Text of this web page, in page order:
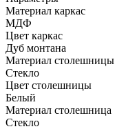
Материал каркас
МДФ
Цвет каркас
Дуб монтана
Материал столешницы
Стекло
Цвет столешницы
Белый
Материал столешница
Стекло